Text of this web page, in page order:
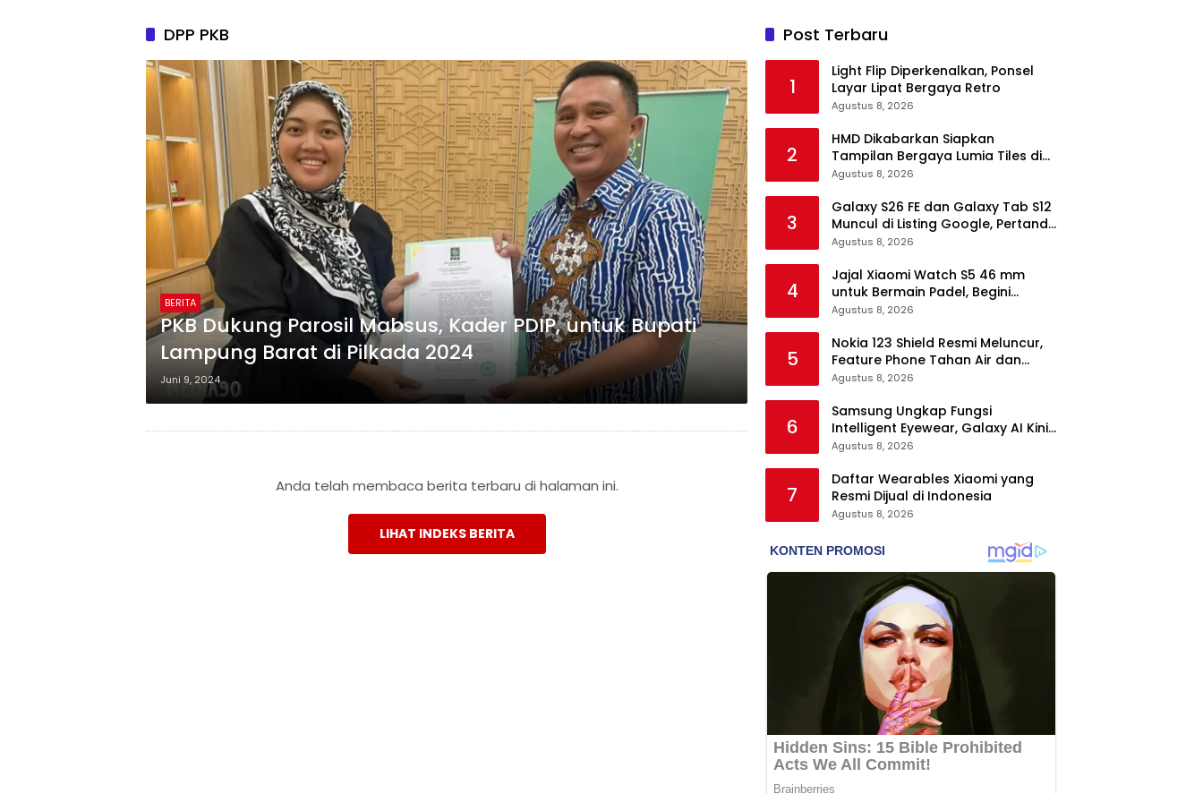
DPP PKB
BERITA
PKB Dukung Parosil Mabsus, Kader PDIP, untuk Bupati
Lampung Barat di Pilkada 2024
Juni 9, 2024
Anda telah membaca berita terbaru di halaman ini.
LIHAT INDEKS BERITA
Post Terbaru
1
Light Flip Diperkenalkan, Ponsel
Layar Lipat Bergaya Retro
Agustus 8, 2026
2
HMD Dikabarkan Siapkan
Tampilan Bergaya Lumia Tiles di
Ponsel Android
Agustus 8, 2026
3
Galaxy S26 FE dan Galaxy Tab S12
Muncul di Listing Google, Pertanda
Segera Rilis?
Agustus 8, 2026
4
Jajal Xiaomi Watch S5 46 mm
untuk Bermain Padel, Begini
Kemampuannya
Agustus 8, 2026
5
Nokia 123 Shield Resmi Meluncur,
Feature Phone Tahan Air dan
Debu
Agustus 8, 2026
6
Samsung Ungkap Fungsi
Intelligent Eyewear, Galaxy AI Kini
Bisa Diakses Tanpa Layar
Agustus 8, 2026
7
Daftar Wearables Xiaomi yang
Resmi Dijual di Indonesia
Agustus 8, 2026